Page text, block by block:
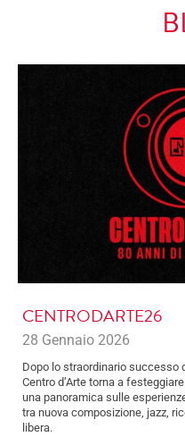
CENTRODARTE26
28 Gennaio 2026
Dopo lo straordinario successo
Centro d’Arte torna a
una panoramica sulle
tra nuova composizione, jazz,
libera.